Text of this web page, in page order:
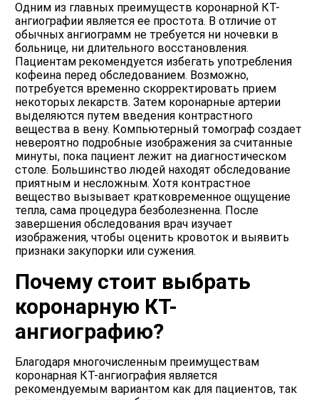
Одним из главных преимуществ коронарной КТ-
ангиографии является ее простота. В отличие от
обычных ангиограмм не требуется ни ночевки в
больнице, ни длительного восстановления.
Пациентам рекомендуется избегать употребления
кофеина перед обследованием. Возможно,
потребуется временно скорректировать прием
некоторых лекарств. Затем коронарные артерии
выделяются путем введения контрастного
вещества в вену. Компьютерный томограф создает
невероятно подробные изображения за считанные
минуты, пока пациент лежит на диагностическом
столе. Большинство людей находят обследование
приятным и несложным. Хотя контрастное
вещество вызывает кратковременное ощущение
тепла, сама процедура безболезненна. После
завершения обследования врач изучает
изображения, чтобы оценить кровоток и выявить
признаки закупорки или сужения.
Почему стоит выбрать
коронарную КТ-
ангиографию?
Благодаря многочисленным преимуществам
коронарная КТ-ангиография является
рекомендуемым вариантом как для пациентов, так